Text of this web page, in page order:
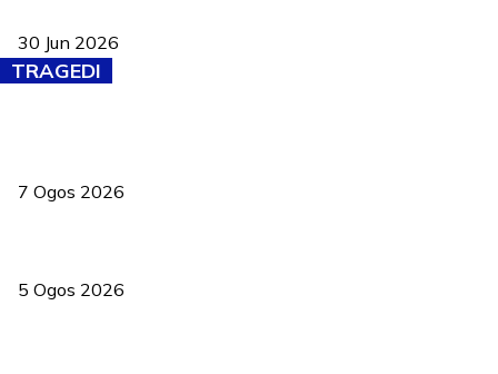
30 Jun 2026
TRAGEDI
7 Ogos 2026
5 Ogos 2026